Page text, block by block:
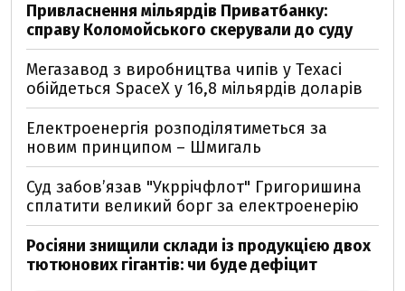
Привласнення мільярдів Приватбанку:
справу Коломойського скерували до суду
Мегазавод з виробництва чипів у Техасі
обійдеться SpaceX у 16,8 мільярдів доларів
Електроенергія розподілятиметься за
новим принципом – Шмигаль
Суд забов’язав "Укррічфлот" Григоришина
сплатити великий борг за електроенерію
Росіяни знищили склади із продукцією двох
тютюнових гігантів: чи буде дефіцит